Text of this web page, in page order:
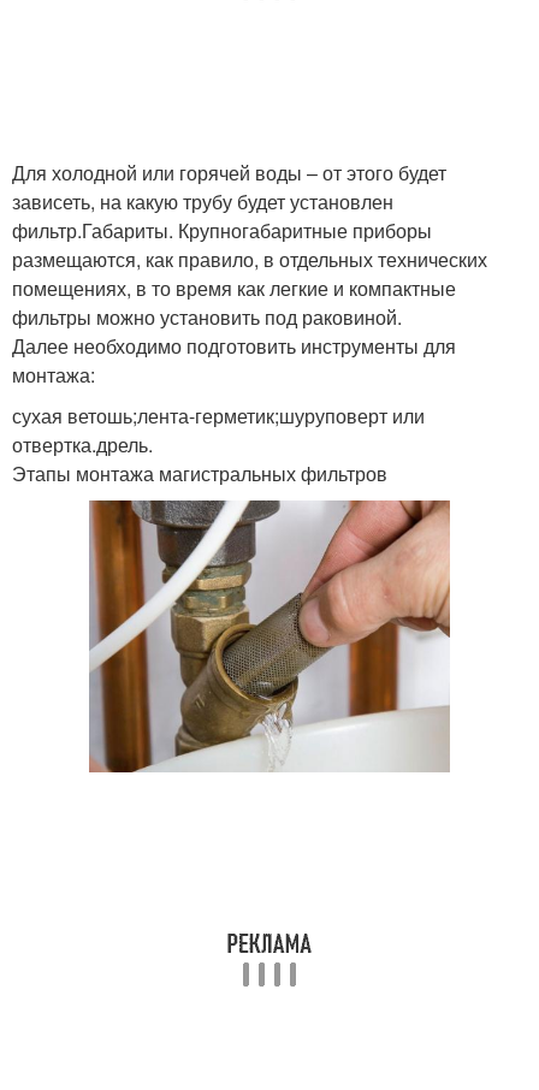
Для холодной или горячей воды – от этого будет
зависеть, на какую трубу будет установлен
фильтр.Габариты. Крупногабаритные приборы
размещаются, как правило, в отдельных технических
помещениях, в то время как легкие и компактные
фильтры можно установить под раковиной.
Далее необходимо подготовить инструменты для
монтажа:
сухая ветошь;лента-герметик;шуруповерт или
отвертка.дрель.
Этапы монтажа магистральных фильтров